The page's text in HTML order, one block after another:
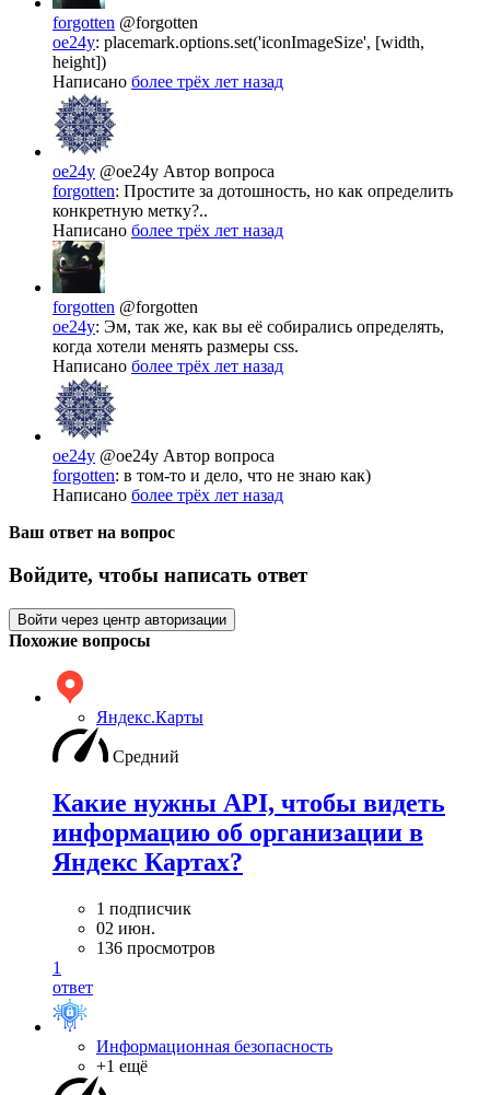
forgotten @forgotten
oe24y: placemark.options.set('iconImageSize', [width,
height])
Написано более трёх лет назад
oe24y @oe24y Автор вопроса
forgotten: Простите за дотошность, но как определить
конкретную метку?..
Написано более трёх лет назад
forgotten @forgotten
oe24y: Эм, так же, как вы её собирались определять,
когда хотели менять размеры css.
Написано более трёх лет назад
oe24y @oe24y Автор вопроса
forgotten: в том-то и дело, что не знаю как)
Написано более трёх лет назад
Ваш ответ на вопрос
Войдите, чтобы написать ответ
Войти через центр авторизации
Похожие вопросы
Яндекс.Карты
Средний
Какие нужны API, чтобы видеть
информацию об организации в
Яндекс Картах?
1 подписчик
02 июн.
136 просмотров
1
ответ
Информационная безопасность
+1 ещё